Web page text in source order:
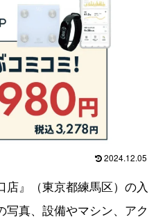
2024.12.05
店』（東京都練馬区）の入
真、設備やマシン、アク